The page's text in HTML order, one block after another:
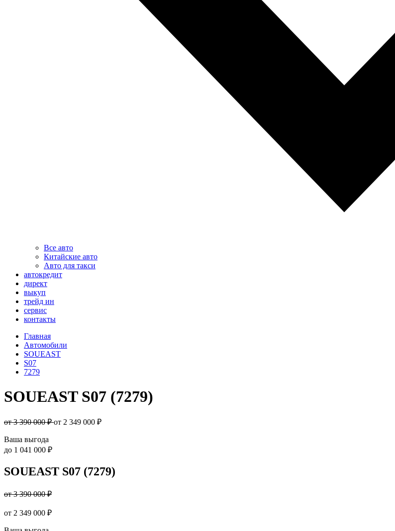
Все авто
Китайские авто
Авто для такси
автокредит
директ
выкуп
трейд ин
сервис
контакты
Главная
Автомобили
SOUEAST
S07
7279
SOUEAST S07 (7279)
от 3 390 000 ₽от 2 349 000 ₽
Ваша выгода
до 1 041 000 ₽
SOUEAST S07 (7279)
от 3 390 000 ₽
от 2 349 000 ₽